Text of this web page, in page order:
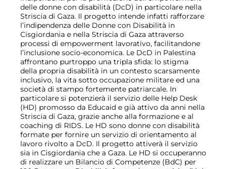
delle donne con disabilità (DcD) in particolare nella
Striscia di Gaza. Il progetto intende infatti rafforzare
l’indipendenza delle Donne con Disabilità in
Cisgiordania e nella Striscia di Gaza attraverso
processi di empowerment lavorativo, facilitandone
l’inclusione socio-economica. Le DcD in Palestina
affrontano purtroppo una tripla sfida: lo stigma
della propria disabilità in un contesto scarsamente
inclusivo, la vita sotto occupazione militare ed una
società di stampo fortemente patriarcale. In
particolare si potenzierà il servizio delle Help Desk
(HD) promosso da Educaid e già attivo da anni nella
Striscia di Gaza, grazie anche alla formazione e al
coaching di RIDS. Le HD sono donne con disabilità
formate per fornire un servizio di orientamento al
lavoro rivolto a DcD. Il progetto attiverà il servizio
sia in Cisgiordania che a Gaza. Le HD si occuperanno
di realizzare un Bilancio di Competenze (BdC) per